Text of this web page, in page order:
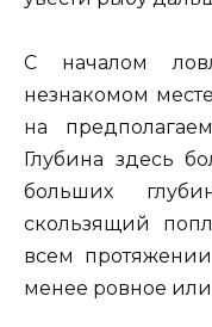
С началом
незнакомом
на
Глубина здесь
больших
скользящий
всем
менее ровное